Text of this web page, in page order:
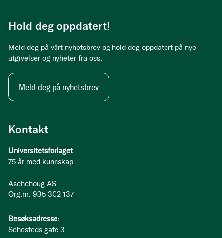
Kontakt
Universitetsforlaget
75 år med kunnskap
Aschehoug AS
Org.nr: 935 302 137
Besøksadresse:
Sehesteds gate 3
Hold deg oppdatert!
Meld deg på vårt nyhetsbrev og hold deg oppdatert på nye
utgivelser og nyheter fra oss.
Meld deg på nyhetsbrev